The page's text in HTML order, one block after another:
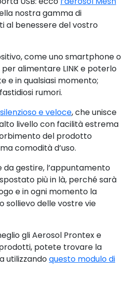
nostra gamma di
al benessere del vostro
come uno smartphone o
alimentare LINK e poterlo
e in qualsiasi momento;
rumori.
e veloce, che unisce
livello con facilità estrema
del prodotto
comodità d’uso.
da gestire, l’appuntamento
più in là, perché sarà
e in ogni momento la
sollievo delle vostre vie
gli Aerosol Prontex e
potete trovare la
utilizzandoquesto modulo di